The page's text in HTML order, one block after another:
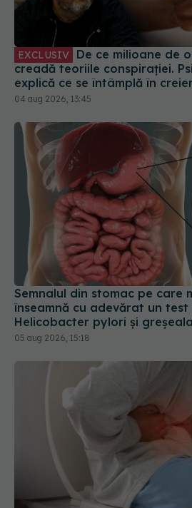
EXCLUSIV De ce milioane de oameni ajung să
creadă teoriile conspirației.
explică ce se întâmplă în creier
04 aug 2026, 13:45
Semnalul din stomac pe care
înseamnă cu adevărat un
Helicobacter pylori și
tratamentul mult mai dificil
05 aug 2026, 15:18
Tranzitul intestinal lent poate
mai mare de cancer, Alzheimer